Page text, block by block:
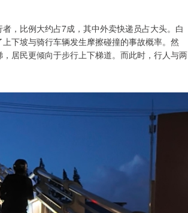
，比例大约占7成，其中外卖快递员占大头。白
下坡与骑行车辆发生摩擦碰撞的事故概率。然
居民更倾向于步行上下梯道。而此时，行人与两